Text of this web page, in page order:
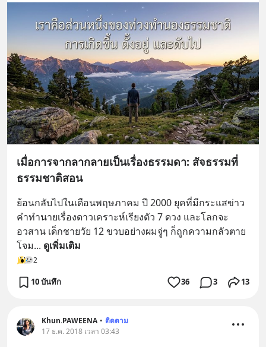
เมื่อการจากลากลายเป็นเรื่องธรรมดา: สัจธรรมที่
ธรรมชาติสอน
ย้อนกลับไปในเดือนพฤษภาคม ปี 2000 ยุคที่มีกระแสข่าว
คำทำนายเรื่องดาวเคราะห์เรียงตัว 7 ดวง และโลกจะ
อวสาน เด็กชายวัย 12 ขวบอย่างผมจู่ๆ ก็ถูกความกลัวตาย
โจม... ดูเพิ่มเติม
2
10 บันทึก 36 3 13
Khun.PAWEENA • ติดตาม
17 ธ.ค. 2018 เวลา 03:43